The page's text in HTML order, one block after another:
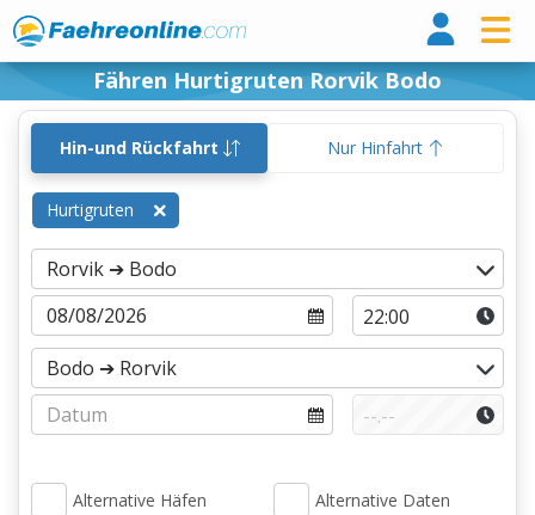
Fähren Hurtigruten Rorvik Bodo
Hin-und Rückfahrt Nur Hinfahrt
Hurtigruten
Alternative Häfen Alternative Daten